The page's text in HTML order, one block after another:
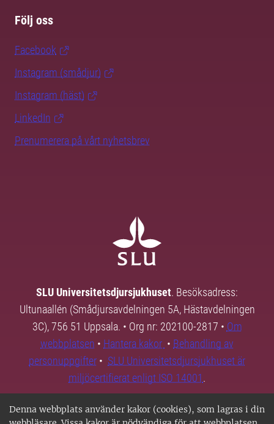
Denna webbplats använder kakor (cookies), som lagras i din
Följ oss
Facebook
Instagram (smådjur)
Instagram (häst)
LinkedIn
Prenumerera på vårt nyhetsbrev
SLU Universitetsdjursjukhuset. Besöksadress:
Ultunaallén (Smådjursavdelningen 5A, Hästavdelningen
3C), 756 51 Uppsala. • Org nr: 202100-2817 • Om
webbplatsen • Hantera kakor • Behandling av
personuppgifter • SLU Universitetsdjursjukhuset är
miljöcertifierat enligt ISO 14001.